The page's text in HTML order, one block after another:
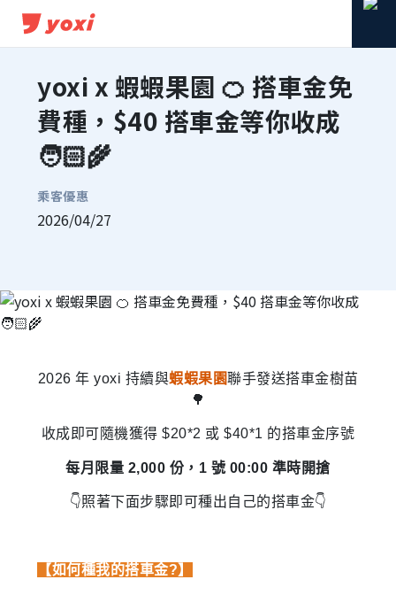
yoxi x 蝦蝦果園 🍊 搭車金免
費種，$40 搭車金等你收成
🧑🏻‍🌾
乘客優惠
2026/04/27
2026 年 yoxi 持續與蝦蝦果園聯手發送搭車金樹苗
🌳
收成即可隨機獲得 $20*2 或 $40*1 的搭車金序號
每月限量 2,000 份，1 號 00:00 準時開搶
👇照著下面步驟即可種出自己的搭車金👇
【如何種我的搭車金?】